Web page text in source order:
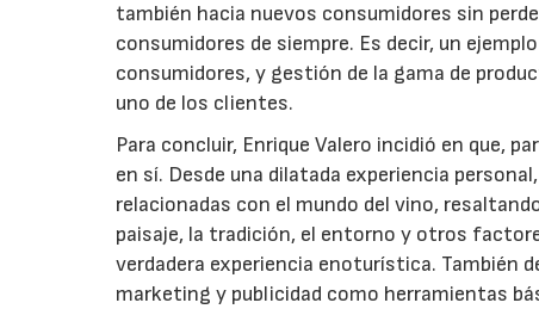
también hacia nuevos consumidores sin
consumidores de siempre. Es decir, un
consumidores, y gestión de la gama de
uno de los clientes.
Para concluir, Enrique Valero incidió en que,
en sí. Desde una dilatada experiencia
relacionadas con el mundo del vino,
paisaje, la tradición, el entorno y otros
verdadera experiencia enoturística. También
marketing y publicidad como herramientas